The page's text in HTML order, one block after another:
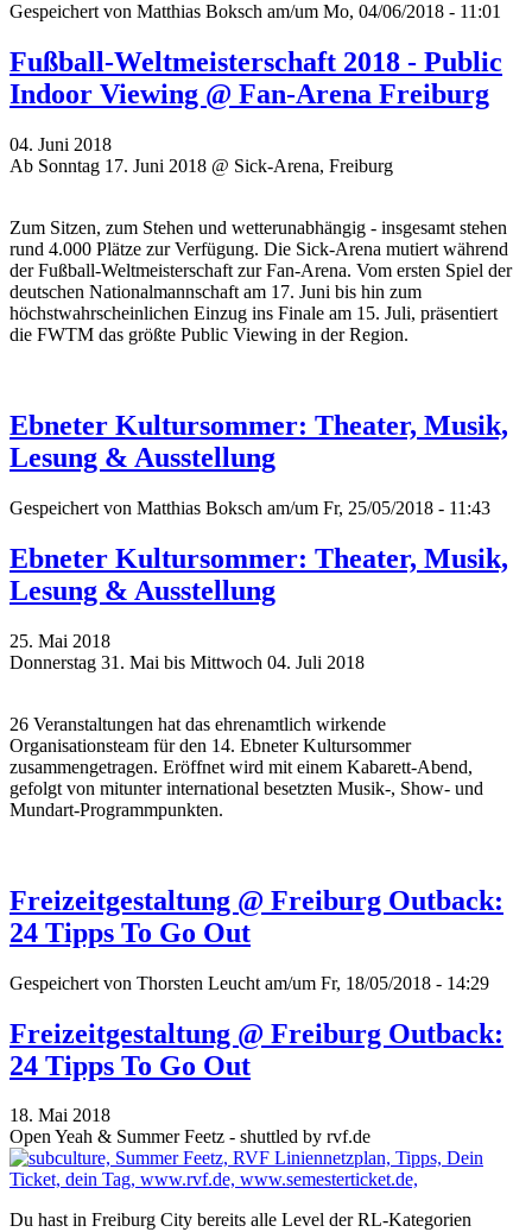
Gespeichert von Matthias Boksch am/um Mo, 04/06/2018 - 11:01
Fußball-Weltmeisterschaft 2018 - Public
Indoor Viewing @ Fan-Arena Freiburg
04. Juni 2018
Ab Sonntag 17. Juni 2018 @ Sick-Arena, Freiburg
Zum Sitzen, zum Stehen und wetterunabhängig - insgesamt stehen
rund 4.000 Plätze zur Verfügung. Die Sick-Arena mutiert während
der Fußball-Weltmeisterschaft zur Fan-Arena. Vom ersten Spiel der
deutschen Nationalmannschaft am 17. Juni bis hin zum
höchstwahrscheinlichen Einzug ins Finale am 15. Juli, präsentiert
die FWTM das größte Public Viewing in der Region.
Ebneter Kultursommer: Theater, Musik,
Lesung & Ausstellung
Gespeichert von Matthias Boksch am/um Fr, 25/05/2018 - 11:43
Ebneter Kultursommer: Theater, Musik,
Lesung & Ausstellung
25. Mai 2018
Donnerstag 31. Mai bis Mittwoch 04. Juli 2018
26 Veranstaltungen hat das ehrenamtlich wirkende
Organisationsteam für den 14. Ebneter Kultursommer
zusammengetragen. Eröffnet wird mit einem Kabarett-Abend,
gefolgt von mitunter international besetzten Musik-, Show- und
Mundart-Programmpunkten.
Freizeitgestaltung @ Freiburg Outback:
24 Tipps To Go Out
Gespeichert von Thorsten Leucht am/um Fr, 18/05/2018 - 14:29
Freizeitgestaltung @ Freiburg Outback:
24 Tipps To Go Out
18. Mai 2018
Open Yeah & Summer Feetz - shuttled by rvf.de
Du hast in Freiburg City bereits alle Level der RL-Kategorien